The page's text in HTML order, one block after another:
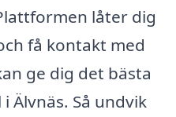
låter dig
få kontakt med
ge dig det bästa
Älvnäs. Så undvik